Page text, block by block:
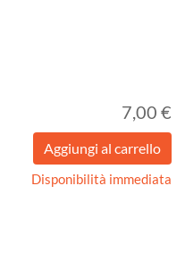
7,00 €
Disponibilità immediata